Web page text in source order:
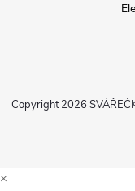
Copyright 2026
×